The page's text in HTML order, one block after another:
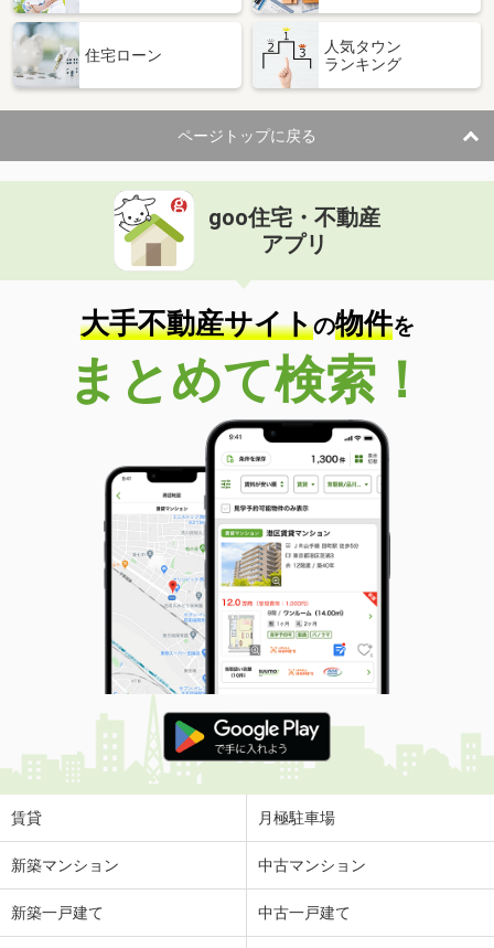
沖縄県名護市宮里７丁目
7,500万円
住 所
沖縄県名護市宮里７丁目
建物面積 188.42m²
土地面積 444.09m²
住宅ローン
人気タウン
ランキング
ページトップに戻る
goo住宅・不動産
アプリ
大手不動産サイトの物件を
まとめて検索！
賃貸 月極駐車場
新築マンション 中古マンション
新築一戸建て 中古一戸建て